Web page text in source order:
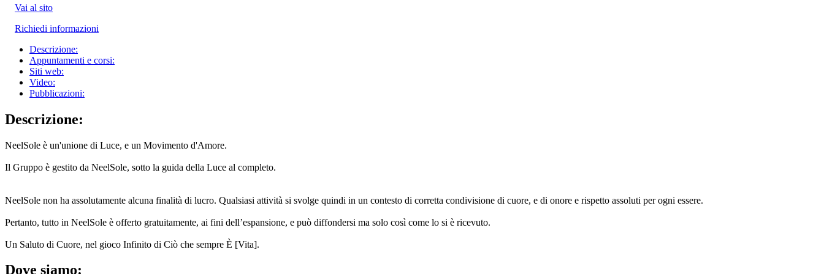
Vai al sito
Richiedi informazioni
Descrizione:
Appuntamenti e corsi:
Siti web:
Video:
Pubblicazioni:
Descrizione:
NeelSole è un'unione di Luce, e un Movimento d'Amore.
Il Gruppo è gestito da NeelSole, sotto la guida della Luce al completo.
NeelSole non ha assolutamente alcuna finalità di lucro. Qualsiasi attività si svolge quindi in un contesto di corretta condivisione di cuore, e di onore e rispetto assoluti per ogni essere.
Pertanto, tutto in NeelSole è offerto gratuitamente, ai fini dell’espansione, e può diffondersi ma solo così come lo si è ricevuto.
Un Saluto di Cuore, nel gioco Infinito di Ciò che sempre È [Vita].
Dove siamo: